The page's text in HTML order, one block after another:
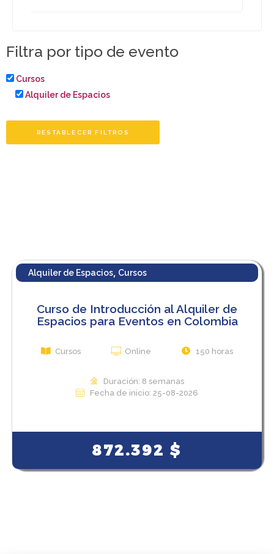
Filtra por tipo de evento
Cursos
Alquiler de Espacios
RESTABLECER FILTROS
Alquiler de Espacios Cursos
Curso de Introducción al Alquiler de
Espacios para Eventos en Colombia
Cursos Online 150 horas
Duración: 8 semanas
Fecha de inicio: 25-08-2026
872.392$